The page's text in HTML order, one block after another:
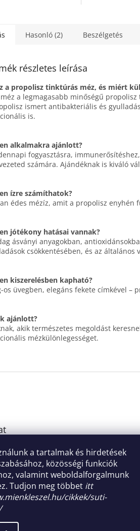
a tartalmak és hirdetések
közösségi funkciók
valamint weboldalforgalmunk
Tudjon meg többet itt
cikkek/suti-
teszi
vitaminokban,...
Hasonló (2) Beszélgetés
részletes leírása
a propolisz tinktúrás méz, és miért
méz a legmagasabb minőségű
ismert antibakteriális és
is.
alkalmakra ajánlott?
fogyasztásra,
számára. Ajándéknak is kiváló
ízre számíthatok?
édes mézíz, amit a propolisz enyhén
jótékony hatásai vannak?
ásványi anyagokban,
csökkentésében, és az általános
kiszerelésben kapható?
os üvegben, elegáns fekete címkével –
ajánlott?
akik természetes megoldást
mézkülönlegességet.
mindennapokra.
385 1750